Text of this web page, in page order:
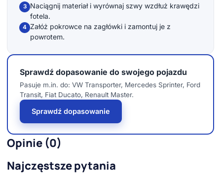
3
Naciągnij materiał i wyrównaj szwy wzdłuż krawędzi
fotela.
4 Załóż pokrowce na zagłówki i zamontuj je z
powrotem.
Sprawdź dopasowanie do swojego pojazdu
Pasuje m.in. do: VW Transporter, Mercedes Sprinter, Ford
Transit, Fiat Ducato, Renault Master.
Sprawdź dopasowanie
Opinie (0)
Najczęstsze pytania